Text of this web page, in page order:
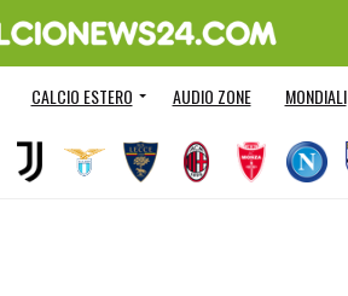
CALCIO ESTERO AUDIO ZONE MONDIALI